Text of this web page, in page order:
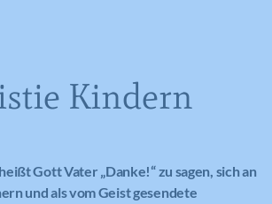
Kindern
Gott Vater „Danke!“ zu sagen, sich an
und als vom Geist gesendete